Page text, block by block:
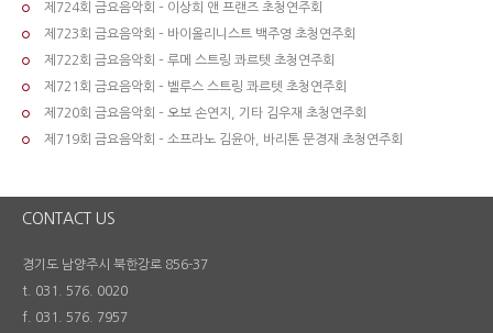
제724회 금요음악회 – 이상희 앤 프랜즈 초청연주회
제723회 금요음악회 – 바이올리니스트 백주영 초청연주회
제722회 금요음악회 – 루메 스트링 콰르텟 초청연주회
제721회 금요음악회 – 벨루스 스트링 콰르텟 초청연주회
제720회 금요음악회 – 오보 손연지, 기타 김우재 초청연주회
제719회 금요음악회 – 소프라노 김윤아, 바리톤 문경재 초청연주회
CONTACT US
경기도 남양주시 북한강로 856-37
t. 031. 576. 0020
f. 031. 576. 7957